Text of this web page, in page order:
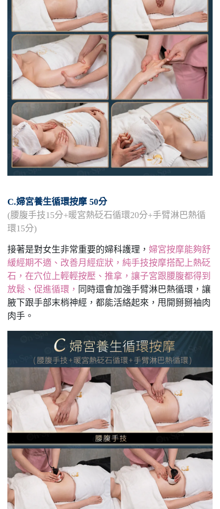
C.婦宮養生循環按摩 50分
(腰腹手技15分+暖宮熱砭石循環20分+手臂淋巴熱循
環15分)
接著是對女生非常重要的婦科護理， 婦宮按摩能夠舒
緩經期不適、改善月經症狀，純手技按摩搭配上熱砭
石，在穴位上輕輕按壓、推拿，讓子宮跟腰腹都得到
放鬆、促進循環， 同時還會加強手臂淋巴熱循環，讓
腋下跟手部末梢神經，都能活絡起來，甩開掰掰袖肉
肉手。